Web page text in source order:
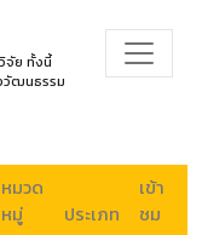
จัย ทั้งนี้
วัฒนธรรม
หมวด
หมู่
ประเภท
เข้า
ชม